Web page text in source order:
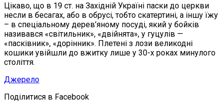
Цікаво, що в 19 ст. на Західній Україні паски до церкви
несли в бесагах, або в обрусі, тобто скатертині, а іншу їжу
– в спеціальному дерев’яному посуді, який у бойків
називався «світильник», «двійнята», у гуцулів —
«пасківник», «дорінник». Плетені з лози великодні
кошики увійшли до вжитку лише у 30-х роках минулого
століття.
Джерело
Поділитися в Facebook